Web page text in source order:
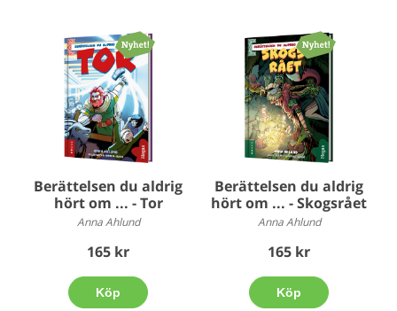
Berättelsen du aldrig
hört om ... - Tor
Anna Ahlund
165 kr
Köp
Berättelsen du aldrig
hört om ... - Skogsrået
Anna Ahlund
165 kr
Köp